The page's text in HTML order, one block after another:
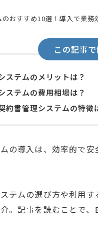
この記事
ステムのメリットは？
ステムの費用相場は？
約書管理システムの特徴
の導入は、効率的で
テムの選び方や利用
。記事を読むことで